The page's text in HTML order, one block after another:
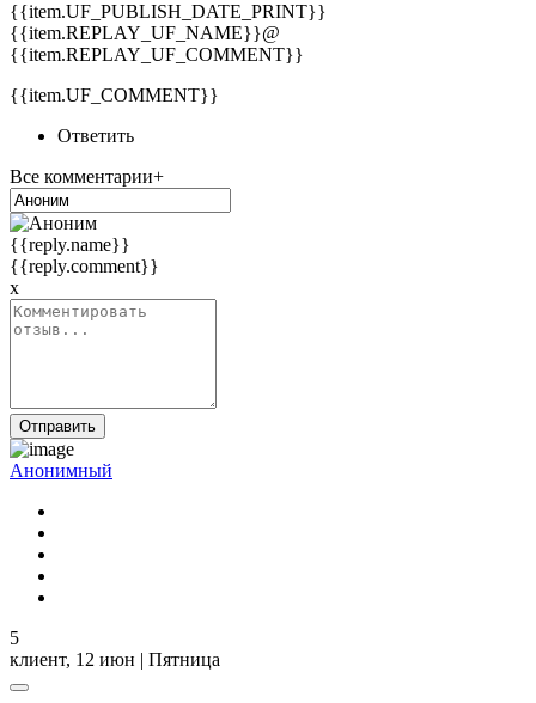
{{item.UF_PUBLISH_DATE_PRINT}}
{{item.REPLAY_UF_NAME}}@
{{item.REPLAY_UF_COMMENT}}
{{item.UF_COMMENT}}
Ответить
Все комментарии+
{{reply.name}}
{{reply.comment}}
x
Отправить
Анонимный
5
клиент, 12 июн | Пятница